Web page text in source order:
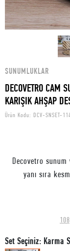
SUNUMLUKLAR
DECOVETRO CAM
KARIŞIK AHŞAP
Ürün Kodu: DCV-SNSET-
Decovetro
yanı sıra
Set Seçiniz: Karma